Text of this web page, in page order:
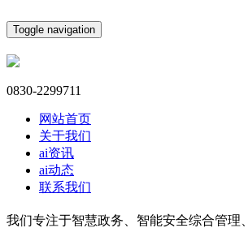
Toggle navigation
0830-2299711
网站首页
关于我们
ai资讯
ai动态
联系我们
我们专注于智慧政务、智能安全综合管理